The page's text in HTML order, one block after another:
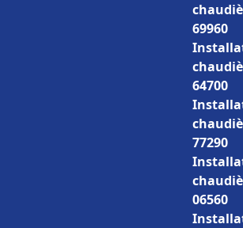
69960
64700
77290
06560